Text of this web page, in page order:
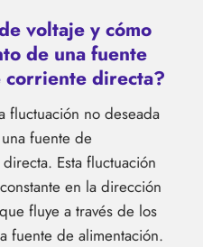
voltaje y cómo
de una fuente
corriente directa?
fluctuación no deseada
fuente de
Esta fluctuación
en la dirección
fluye a través de los
fuente de alimentación.